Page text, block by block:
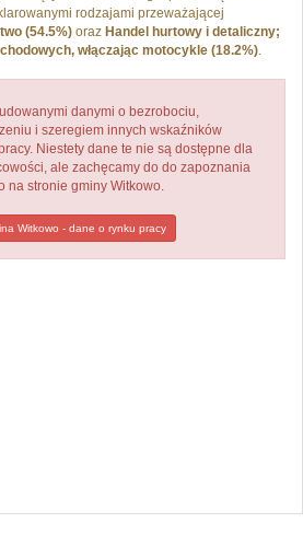
rodzajami przeważającej
(54.5%) oraz Handel hurtowy i detaliczny;
włączając motocykle (18.2%).
danymi o bezrobociu,
i szeregiem innych wskaźników
Niestety dane te nie są dostępne dla
ale zachęcamy do do zapoznania
na stronie gminy Witkowo.
Witkowo - dane o rynku pracy